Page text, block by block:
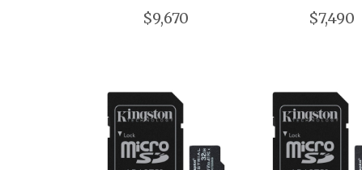
$9,670 $7,490